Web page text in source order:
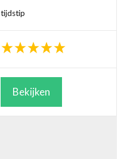
tijdstip
Bekijken